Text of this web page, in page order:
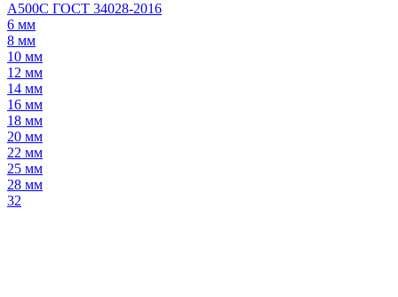
А500С ГОСТ 34028-2016
6 мм
8 мм
10 мм
12 мм
14 мм
16 мм
18 мм
20 мм
22 мм
25 мм
28 мм
32